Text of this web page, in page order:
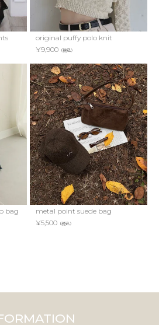
original puffy polo knit
¥9,900（税込）
bag
metal point suede bag
¥5,500（税込）